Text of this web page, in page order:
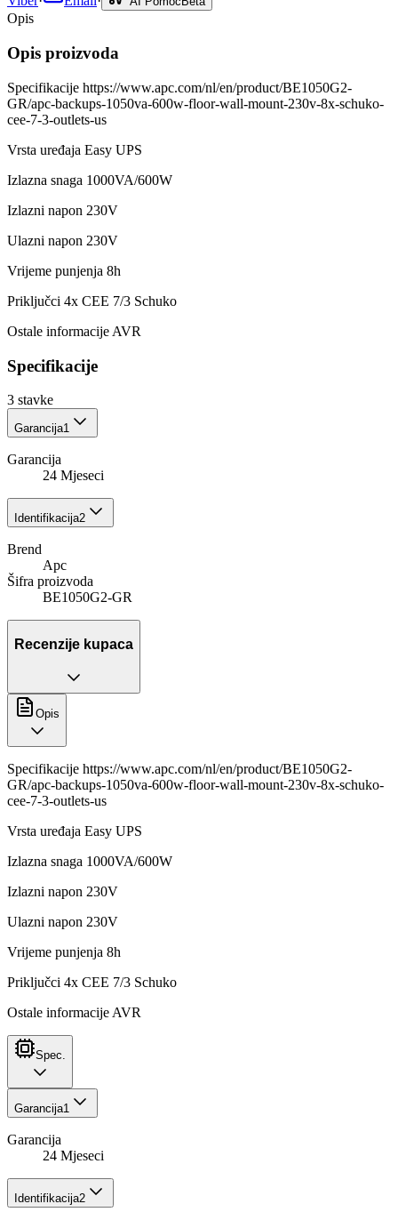
Opis
Opis proizvoda
Specifikacije https://www.apc.com/nl/en/product/BE1050G2-
GR/apc-backups-1050va-600w-floor-wall-mount-230v-8x-schuko-
cee-7-3-outlets-us
Vrsta uređaja Easy UPS
Izlazna snaga 1000VA/600W
Izlazni napon 230V
Ulazni napon 230V
Vrijeme punjenja 8h
Priključci 4x CEE 7/3 Schuko
Ostale informacije AVR
Specifikacije
3 stavke
Garancija1
Garancija
24 Mjeseci
Identifikacija2
Brend
Apc
Šifra proizvoda
BE1050G2-GR
Recenzije kupaca
Opis
Specifikacije https://www.apc.com/nl/en/product/BE1050G2-
GR/apc-backups-1050va-600w-floor-wall-mount-230v-8x-schuko-
cee-7-3-outlets-us
Vrsta uređaja Easy UPS
Izlazna snaga 1000VA/600W
Izlazni napon 230V
Ulazni napon 230V
Vrijeme punjenja 8h
Priključci 4x CEE 7/3 Schuko
Ostale informacije AVR
Spec.
Garancija1
Garancija
24 Mjeseci
Identifikacija2